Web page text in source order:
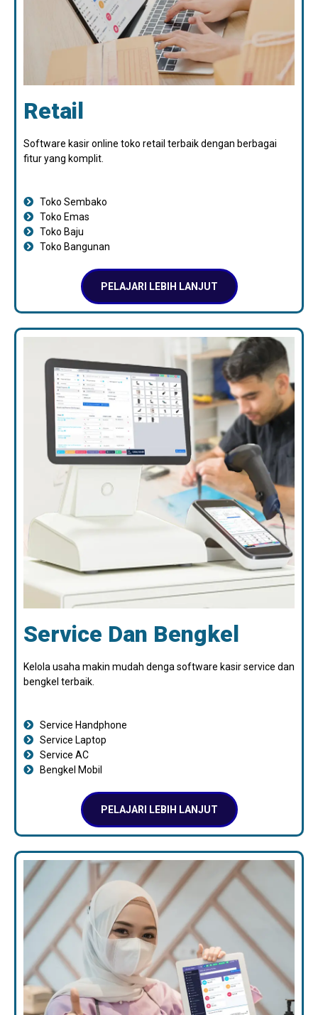
Retail
Software kasir online toko retail terbaik dengan berbagai
fitur yang komplit.
Toko Sembako
Toko Emas
Toko Baju
Toko Bangunan
PELAJARI LEBIH LANJUT
Service Dan Bengkel
Kelola usaha makin mudah denga software kasir service dan
bengkel terbaik.
Service Handphone
Service Laptop
Service AC
Bengkel Mobil
PELAJARI LEBIH LANJUT